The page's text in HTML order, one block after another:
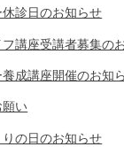
診日のお知らせ
講座受講者募集の
成講座開催のお知
願い
の日のお知らせ